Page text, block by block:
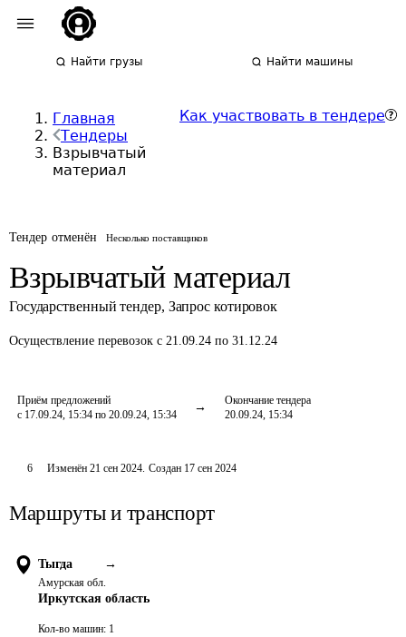
Найти грузы Найти машины
Главная
Тендеры
Взрывчатый
материал
Как участвовать в тендере
Тендер отменён Несколько поставщиков
Взрывчатый материал
Государственный тендер, Запрос котировок
Осуществление перевозок с 21.09.24 по 31.12.24
Приём предложений
с 17.09.24, 15:34 по 20.09.24, 15:34
Окончание тендера
20.09.24, 15:34
6 Изменён 21 сен 2024. Создан 17 сен 2024
Маршруты и транспорт
Тыгда →
Амурская обл.
Иркутская область
Кол-во машин: 1